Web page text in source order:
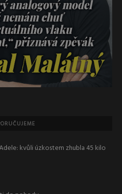
kvůli úzkostem zhubla 45 kilo